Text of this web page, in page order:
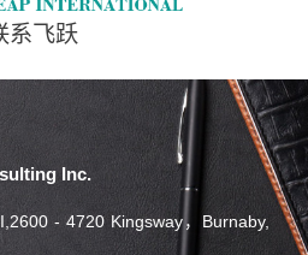
系飞跃
Inc.
- 4720 Kingsway，Burnaby,